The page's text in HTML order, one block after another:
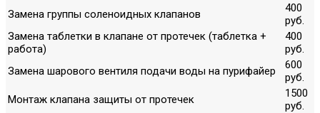
Замена группы соленоидных клапанов
400
руб.
Замена таблетки в клапане от протечек (таблетка +
работа)
400
руб.
Замена шарового вентиля подачи воды на пурифайер
600
руб.
Монтаж клапана защиты от протечек
1500
руб.